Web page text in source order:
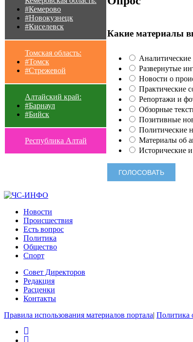
#Кемерово
#Новокузнецк
#Киселевск
Томская область:
#Томск
#Стрежевой
Алтайский край:
#Барнаул
#Бийск
Республика Алтай
Какие материалы
Развернутые
Новости о
Практические
Репортажи и
Обзорные
Позитивные
Политические
Материалы об
Исторические
Новости
Происшествия
Есть вопрос
Политика
Общество
Спорт
Совет Директоров
Редакция
Расценки
Контакты
Правила использования материалов портала| Политика